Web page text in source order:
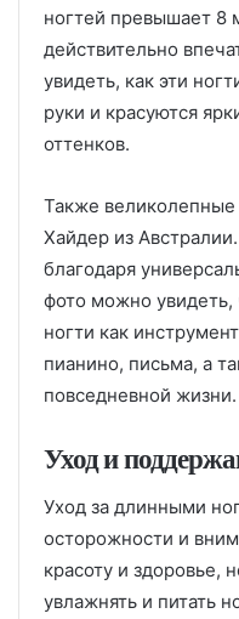
ногтей превышает 8
действительно
увидеть, как эти
руки и красуются
оттенков.
Также
Хайдер из
благодаря
фото можно увидеть,
ногти как
пианино, письма, а
повседневной жизни.
Уход и
Уход за длинными
осторожности и
красоту и здоровье,
увлажнять и питать